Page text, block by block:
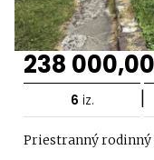
238
6 iz. |
Priestranný rodinný